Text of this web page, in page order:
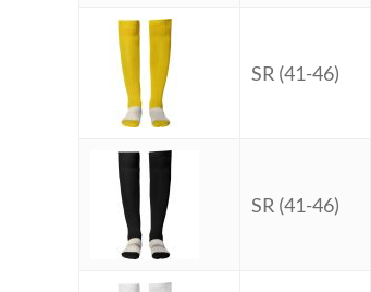
SR (41-46)
SR (41-46)